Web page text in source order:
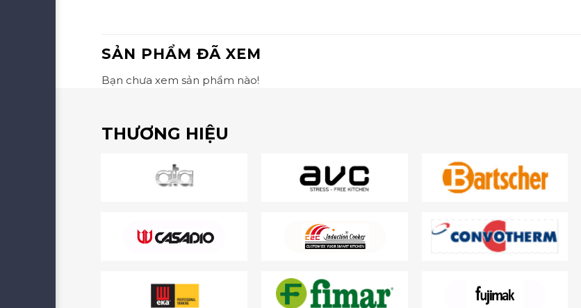
SẢN PHẨM ĐÃ XEM
Bạn chưa xem sản phẩm nào!
THƯƠNG HIỆU